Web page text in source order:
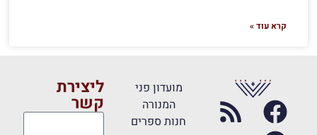
קרא עוד »
מועדון פני
המנורה
חנות ספרים
ליצירת
קשר